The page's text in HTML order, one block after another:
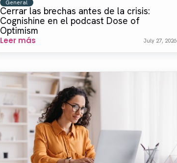
General
Cerrar las brechas antes de la crisis:
Cognishine en el podcast Dose of
Optimism
Leer más July 27, 2026